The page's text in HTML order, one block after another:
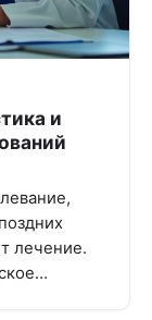
и
лечение.